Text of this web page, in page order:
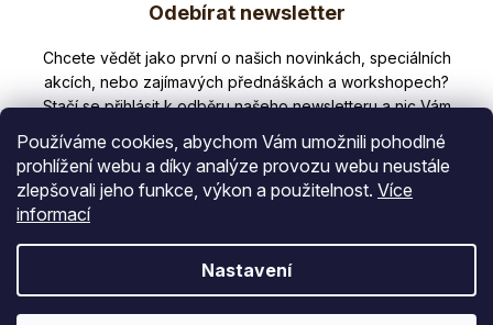
Používáme cookies, abychom Vám umožnili pohodlné
prohlížení webu a díky analýze provozu webu neustále
zlepšovali jeho funkce, výkon a použitelnost. Více
informací
Nastavení
a
Odebírat newsletter
Nezmeškejte žádné novinky či slevy!
E-mail
Vložením e-mailu souhlasíte s
podmínkami ochrany osobních údajů